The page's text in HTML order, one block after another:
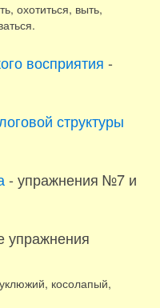
охотиться, выть,
восприятия -
структуры
- упражнения №7 и
упражнения
косолапый,